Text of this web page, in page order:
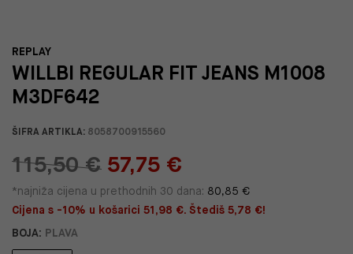
REPLAY
WILLBI REGULAR FIT JEANS M1008
M3DF642
ŠIFRA ARTIKLA: 8058700915560
115,50 € 57,75 €
*najniža cijena u prethodnih 30 dana: 80,85 €
Cijena s -10% u košarici 51,98 €. Štediš 5,78 €!
BOJA: PLAVA